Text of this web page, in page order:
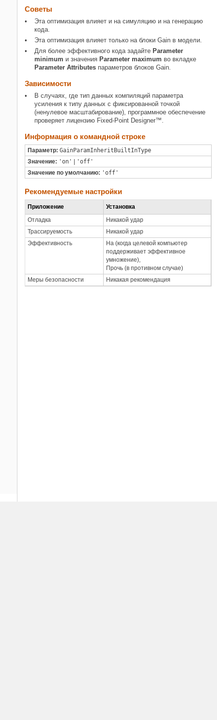
Советы
Эта оптимизация влияет и на симуляцию и на генерацию
кода.
Эта оптимизация влияет только на блоки Gain в модели.
Для более эффективного кода задайте Parameter
minimum и значения Parameter maximum во вкладке
Parameter Attributes параметров блоков Gain.
Зависимости
В случаях, где тип данных компиляций параметра
усиления к типу данных с фиксированной точкой
(ненулевое масштабирование), программное обеспечение
проверяет лицензию Fixed-Point Designer™.
Информация о командной строке
Параметр: GainParamInheritBuiltInType
Значение: 'on'
'off'
Значение по умолчанию: 'off'
Рекомендуемые настройки
Приложение
Установка
Отладка
Никакой удар
Трассируемость
Никакой удар
Эффективность
На (когда целевой компьютер
поддерживает эффективное
умножение),
Прочь (в противном случае)
Меры безопасности
Никакая рекомендация